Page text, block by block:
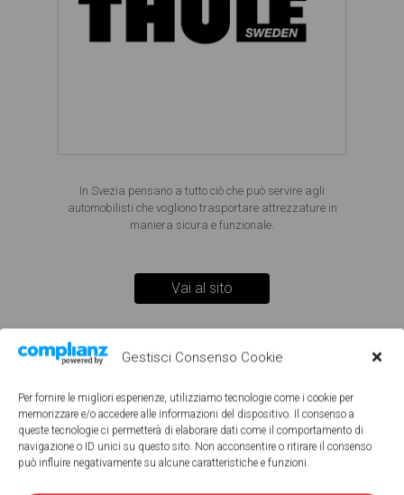
Gestisci Consenso Cookie
Per fornire le migliori esperienze, utilizziamo tecnologie come i cookie per
memorizzare e/o accedere alle informazioni del dispositivo. Il consenso a
queste tecnologie ci permetterà di elaborare dati come il comportamento di
navigazione o ID unici su questo sito. Non acconsentire o ritirare il consenso
può influire negativamente su alcune caratteristiche e funzioni.
In Svezia pensano a tutto ciò che può servire agli
automobilisti che vogliono trasportare attrezzature in
maniera sicura e funzionale.
Vai al sito
#ACCESSORIAUTO